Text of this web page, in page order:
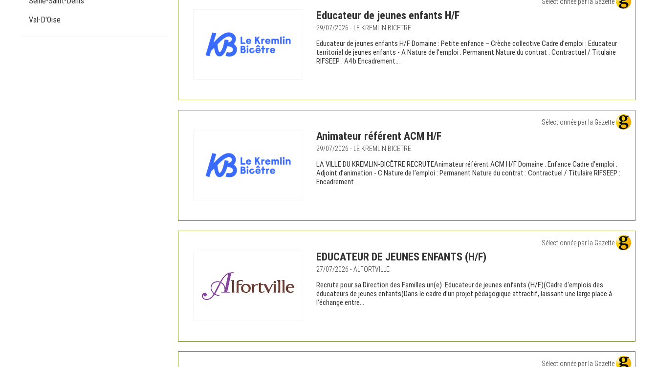
Val-D'Oise Educateur de jeunes enfants H/F
29/07/2026 - LE KREMLIN BICETRE
Educateur de jeunes enfants H/F Domaine : Petite enfance – Crèche collective Cadre d’emploi : Educateur
territorial de jeunes enfants - A Nature de l’emploi : Permanent Nature du contrat : Contractuel / Titulaire
RIFSEEP : A4b Encadrement...
Sélectionnée par la Gazette
Animateur référent ACM H/F
29/07/2026 - LE KREMLIN BICETRE
LA VILLE DU KREMLIN-BICÊTRE RECRUTEAnimateur référent ACM H/F Domaine : Enfance Cadre d’emploi :
Adjoint d’animation - C Nature de l’emploi : Permanent Nature du contrat : Contractuel / Titulaire RIFSEEP :
Encadrement...
Sélectionnée par la Gazette
EDUCATEUR DE JEUNES ENFANTS (H/F)
27/07/2026 - ALFORTVILLE
Recrute pour sa Direction des Familles un(e) :Educateur de jeunes enfants (H/F)(Cadre d'emplois des
éducateurs de jeunes enfants)Dans le cadre d’un projet pédagogique attractif, laissant une large place à
l’échange entre...
Sélectionnée par la Gazette